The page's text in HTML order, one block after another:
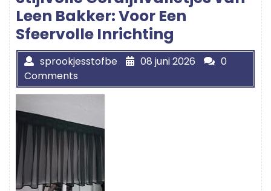
Leen Bakker: Voor Een
Sfeervolle Inrichting
sprookjesstofbe 08 juni 2026
0
Comments